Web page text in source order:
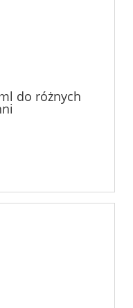
do różnych